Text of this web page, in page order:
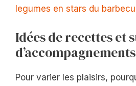
legumes en stars du
Idées de recettes et
d’accompagnements
Pour varier les plaisirs,